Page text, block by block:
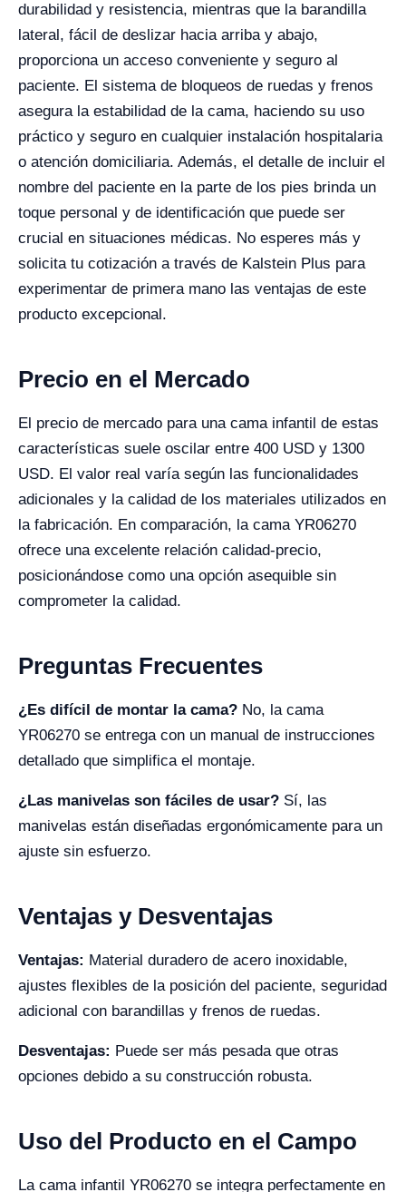
durabilidad y resistencia, mientras que la barandilla
lateral, fácil de deslizar hacia arriba y abajo,
proporciona un acceso conveniente y seguro al
paciente. El sistema de bloqueos de ruedas y frenos
asegura la estabilidad de la cama, haciendo su uso
práctico y seguro en cualquier instalación hospitalaria
o atención domiciliaria. Además, el detalle de incluir el
nombre del paciente en la parte de los pies brinda un
toque personal y de identificación que puede ser
crucial en situaciones médicas. No esperes más y
solicita tu cotización a través de Kalstein Plus para
experimentar de primera mano las ventajas de este
producto excepcional.
Precio en el Mercado
El precio de mercado para una cama infantil de estas
características suele oscilar entre 400 USD y 1300
USD. El valor real varía según las funcionalidades
adicionales y la calidad de los materiales utilizados en
la fabricación. En comparación, la cama YR06270
ofrece una excelente relación calidad-precio,
posicionándose como una opción asequible sin
comprometer la calidad.
Preguntas Frecuentes
¿Es difícil de montar la cama? No, la cama
YR06270 se entrega con un manual de instrucciones
detallado que simplifica el montaje.
¿Las manivelas son fáciles de usar? Sí, las
manivelas están diseñadas ergonómicamente para un
ajuste sin esfuerzo.
Ventajas y Desventajas
Ventajas: Material duradero de acero inoxidable,
ajustes flexibles de la posición del paciente, seguridad
adicional con barandillas y frenos de ruedas.
Desventajas: Puede ser más pesada que otras
opciones debido a su construcción robusta.
Uso del Producto en el Campo
La cama infantil YR06270 se integra perfectamente en